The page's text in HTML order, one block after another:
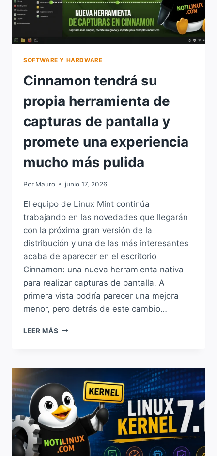
SOFTWARE Y HARDWARE
Cinnamon tendrá su
propia herramienta de
capturas de pantalla y
promete una experiencia
mucho más pulida
Por Mauro junio 17, 2026
El equipo de Linux Mint continúa
trabajando en las novedades que llegarán
con la próxima gran versión de la
distribución y una de las más interesantes
acaba de aparecer en el escritorio
Cinnamon: una nueva herramienta nativa
para realizar capturas de pantalla. A
primera vista podría parecer una mejora
menor, pero detrás de este cambio…
LEER MÁS CINNAMON
HERRAMIENTA
CAPTURAS
DE
PANTALLA
Y
PROMETE
UNA
EXPERIENCIA